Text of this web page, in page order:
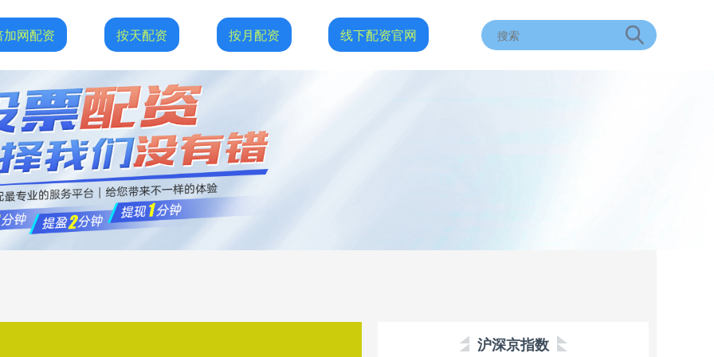
加网配资 按天配资 按月配资 线下配资官网
沪深京指数